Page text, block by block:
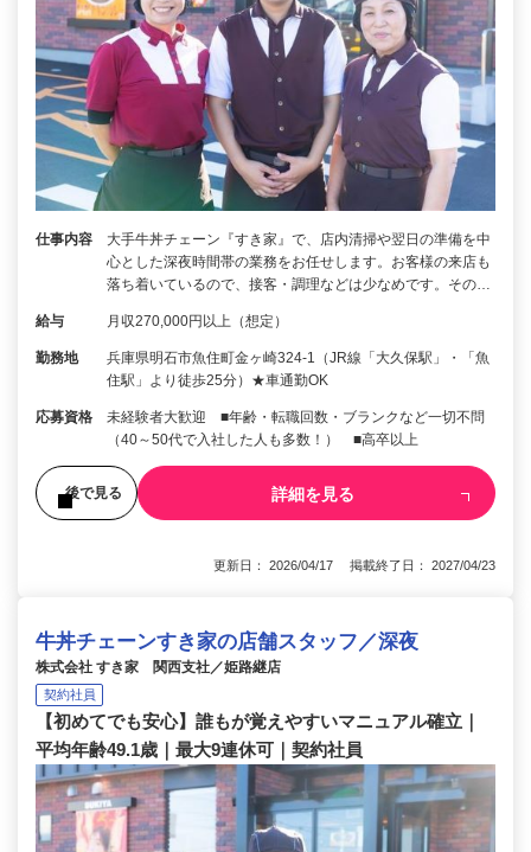
仕事内容
大手牛丼チェーン『すき家』で、店内清掃や翌日の準備を中
心とした深夜時間帯の業務をお任せします。お客様の来店も
落ち着いているので、接客・調理などは少なめです。その…
給与 月収270,000円以上（想定）
勤務地
兵庫県明石市魚住町金ヶ崎324-1（JR線「大久保駅」・「魚
住駅」より徒歩25分）★車通勤OK
応募資格
未経験者大歓迎 ■年齢・転職回数・ブランクなど一切不問
（40～50代で入社した人も多数！） ■高卒以上
後で見る 詳細を見る
更新日： 2026/04/17 掲載終了日： 2027/04/23
牛丼チェーンすき家の店舗スタッフ／深夜
株式会社 すき家 関西支社／姫路継店
契約社員
【初めてでも安心】誰もが覚えやすいマニュアル確立｜
平均年齢49.1歳｜最大9連休可｜契約社員